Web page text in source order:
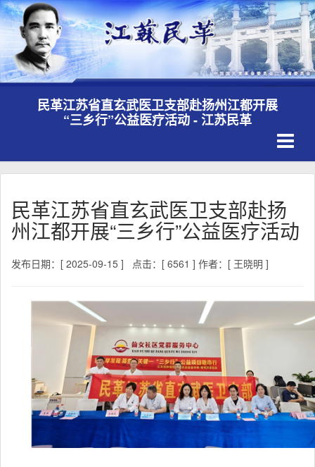
民革江苏省直玄武医卫支部赴扬州江都开展
“三乡行”公益医疗活动 - 江苏民革
民革江苏省直玄武医卫支部赴扬
州江都开展“三乡行”公益医疗活动
发布日期：[ 2025-09-15 ] 点击：[ 6561 ] 作者：[ 王晓明 ]